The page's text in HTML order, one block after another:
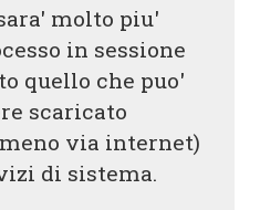
molto piu'
in sessione
quello che puo'
scaricato
via internet)
di sistema.